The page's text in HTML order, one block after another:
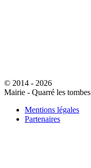
© 2014 - 2026
Mairie - Quarré les tombes
Mentions légales
Partenaires